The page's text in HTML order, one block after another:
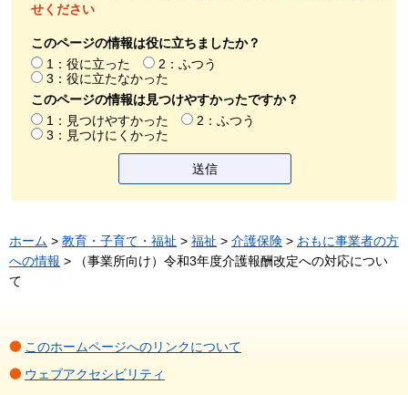
せください
このページの情報は役に立ちましたか？
1：役に立った
2：ふつう
3：役に立たなかった
このページの情報は見つけやすかったですか？
1：見つけやすかった
2：ふつう
3：見つけにくかった
ホーム > 教育・子育て・福祉 > 福祉 > 介護保険 > おもに事業者の方
への情報 > （事業所向け）令和3年度介護報酬改定への対応につい
て
このホームページへのリンクについて
ウェブアクセシビリティ